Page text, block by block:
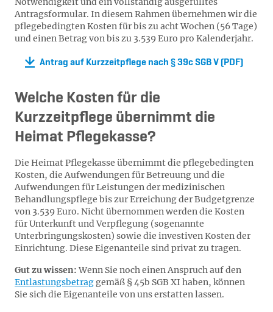
Antragsformular. In diesem Rahmen übernehmen wir die
pflegebedingten Kosten für bis zu acht Wochen (56 Tage)
und einen Betrag von bis zu 3.539 Euro pro Kalenderjahr.
Antrag auf Kurzzeitpflege nach § 39c SGB V (PDF)
Welche Kosten für die
Kurzzeitpflege übernimmt die
Heimat Pflegekasse?
Die Heimat Pflegekasse übernimmt die pflegebedingten
Kosten, die Aufwendungen für Betreuung und die
Aufwendungen für Leistungen der medizinischen
Behandlungspflege bis zur Erreichung der Budgetgrenze
von 3.539 Euro. Nicht übernommen werden die Kosten
für Unterkunft und Verpflegung (sogenannte
Unterbringungskosten) sowie die investiven Kosten der
Einrichtung. Diese Eigenanteile sind privat zu tragen.
Gut zu wissen:Wenn Sie noch einen Anspruch auf den
Entlastungsbetrag gemäß § 45b SGB XI haben, können
Sie sich die Eigenanteile von uns erstatten lassen.